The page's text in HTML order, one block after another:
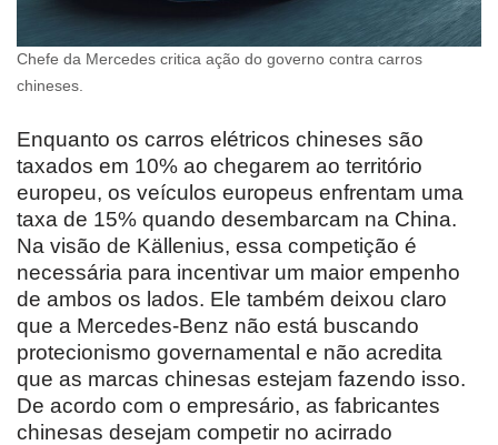
Chefe da Mercedes critica ação do governo contra carros
chineses.
Enquanto os carros elétricos chineses são
taxados em 10% ao chegarem ao território
europeu, os veículos europeus enfrentam uma
taxa de 15% quando desembarcam na China.
Na visão de Källenius, essa competição é
necessária para incentivar um maior empenho
de ambos os lados. Ele também deixou claro
que a Mercedes-Benz não está buscando
protecionismo governamental e não acredita
que as marcas chinesas estejam fazendo isso.
De acordo com o empresário, as fabricantes
chinesas desejam competir no acirrado